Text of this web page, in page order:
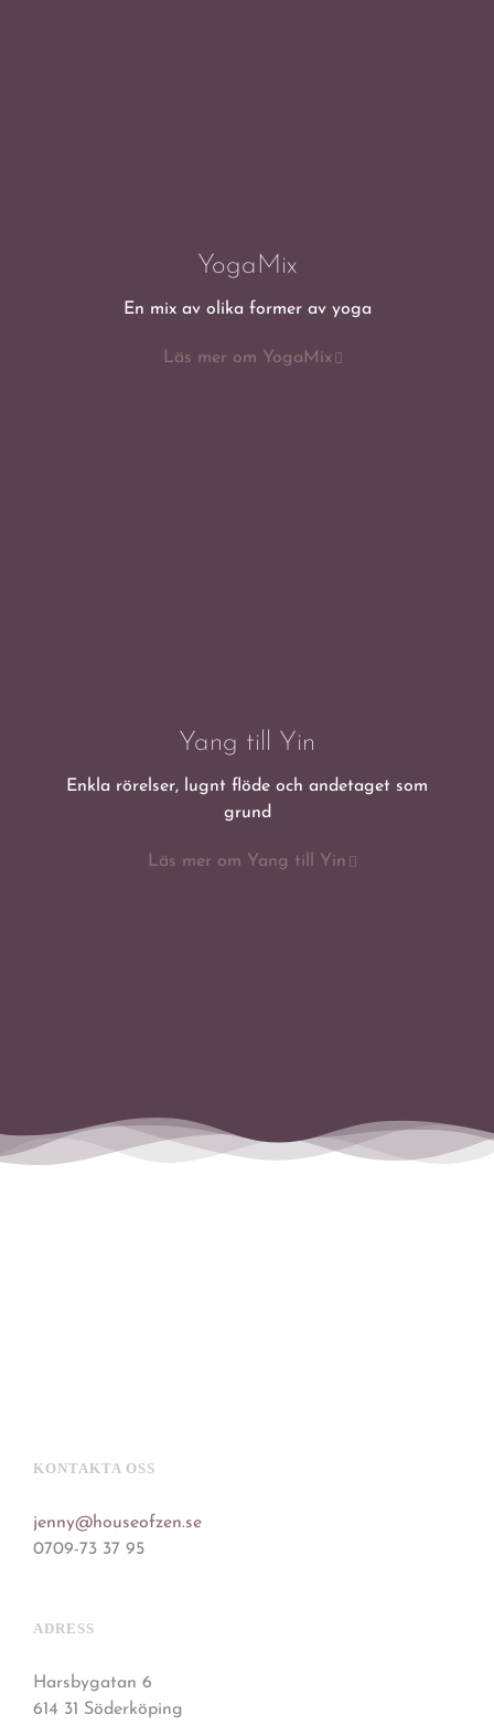
YogaMix
En mix av olika former av yoga
Läs mer om YogaMix
Yang till Yin
Enkla rörelser, lugnt flöde och andetaget som
grund
Läs mer om Yang till Yin
KONTAKTA OSS
jenny@houseofzen.se
0709-73 37 95
ADRESS
Harsbygatan 6
614 31 Söderköping